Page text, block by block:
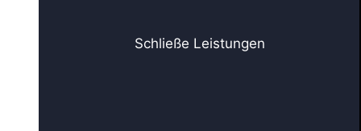
Schließe Leistungen